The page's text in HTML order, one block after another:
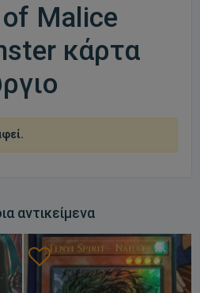
Malice
κάρτα
αντικείμενα